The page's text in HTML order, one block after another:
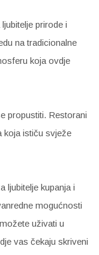
prirode i
na tradicionalne
koja ovdje
propustiti. Restorani
koja ističu svježe
ljubitelje kupanja i
mogućnosti
uživati u
vas čekaju skriveni